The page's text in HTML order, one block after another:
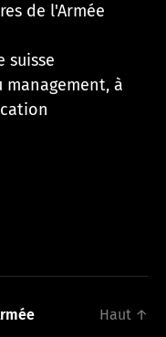
de l'Armée
suisse
à
Haut ↑